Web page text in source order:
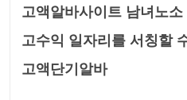
고액알바사이트 남녀노
고수익 일자리를 서칭할
고액단기알바